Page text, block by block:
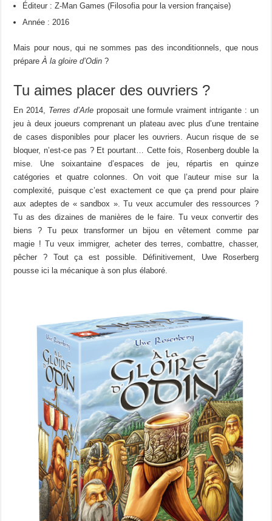
Éditeur : Z-Man Games (Filosofia pour la version française)
Année : 2016
Mais pour nous, qui ne sommes pas des inconditionnels, que nous
prépareÀ la gloire d’Odin ?
Tu aimes placer des ouvriers ?
En 2014, Terres d’Arleproposait une formule vraiment intrigante : un
jeu à deux joueurs comprenant un plateau avec plus d’une trentaine
de cases disponibles pour placer les ouvriers. Aucun risque de se
bloquer, n’est-ce pas ? Et pourtant… Cette fois, Rosenberg double la
mise. Une soixantaine d’espaces de jeu, répartis en quinze
catégories et quatre colonnes. On voit que l’auteur mise sur la
complexité, puisque c’est exactement ce que ça prend pour plaire
aux adeptes de « sandbox ». Tu veux accumuler des ressources ?
Tu as des dizaines de manières de le faire. Tu veux convertir des
biens ? Tu peux transformer un bijou en vêtement comme par
magie ! Tu veux immigrer, acheter des terres, combattre, chasser,
pêcher ? Tout ça est possible. Définitivement, Uwe Roserberg
pousse ici la mécanique à son plus élaboré.